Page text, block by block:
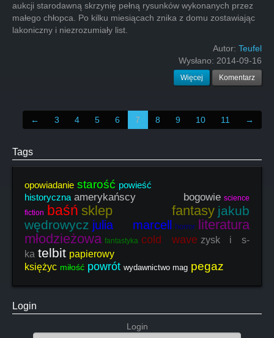
aukcji starodawną skrzynię pełną rysunków wykonanych przez
małego chłopca. Po kilku miesiącach znika z domu zostawiając
lakoniczny i niezrozumiały list.
Autor: Teufel
Wysłano: 2014-09-16
Więcej Komentarz
← 3 4 5 6 7 8 9 10 11 →
Tags
opowiadanie starość powieść
historyczna amerykańscy bogowie science
fiction baśń sklep fantasy jakub
wędrowycz julia marcell horror literatura
młodzieżowa fantastyka cold wave zysk i s-
ka telbit papierowy
księżyc miłość powrót wydawnictwo mag pegaz
Login
Login